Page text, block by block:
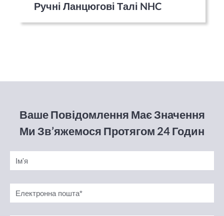
Ручні Ланцюгові Талі NHC
Ваше Повідомлення Має Значення
Ми Зв’яжемося Протягом 24 Годин